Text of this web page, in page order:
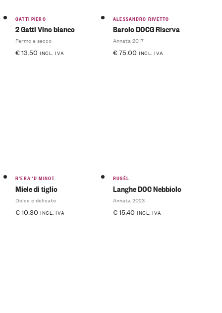
GATTI PIERO
2 Gatti Vino bianco
Fermo e secco
€13.50 INCL. IVA
ALESSANDRO RIVETTO
Barolo DOCG Riserva
Annata 2017
€75.00 INCL. IVA
R'ERA 'D MINOT
Miele di tiglio
Dolce e delicato
€10.30 INCL. IVA
RUSÉL
Langhe DOC Nebbiolo
Annata 2023
€15.40 INCL. IVA